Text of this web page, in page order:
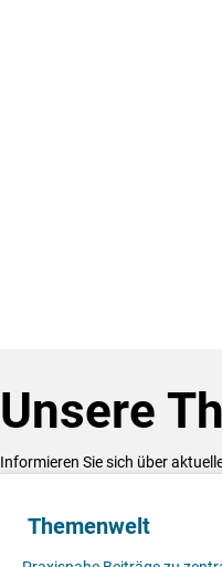
Unsere
Informieren Sie sich über
Themenwelt